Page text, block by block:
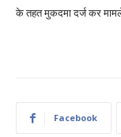
के तहत मुकदमा दर्ज कर
Facebook